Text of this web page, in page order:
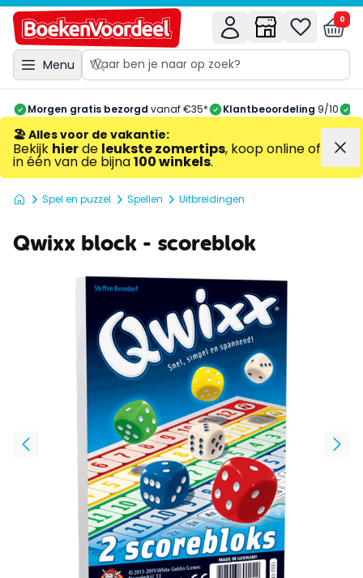
Menu
0
Morgen gratis bezorgd vanaf €35* Klantbeoordeling 9/10
🏖️ Alles voor de vakantie:
Bekijk hierde leukste zomertips, koop online of
in één van de bijna100 winkels.
Spel en puzzel Spellen Uitbreidingen
Qwixx block - scoreblok